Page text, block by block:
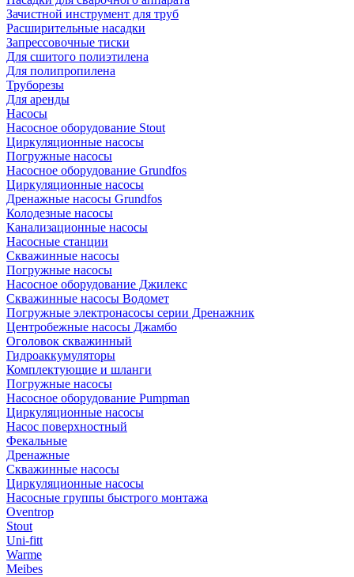
Зачистной инструмент для труб
Расширительные насадки
Запрессовочные тиски
Для сшитого полиэтилена
Для полипропилена
Труборезы
Для аренды
Насосы
Насосное оборудование Stout
Циркуляционные насосы
Погружные насосы
Насосное оборудование Grundfos
Циркуляционные насосы
Дренажные насосы Grundfos
Колодезные насосы
Канализационные насосы
Насосные станции
Скважинные насосы
Погружные насосы
Насосное оборудование Джилекс
Скважинные насосы Водомет
Погружные электронасосы серии Дренажник
Центробежные насосы Джамбо
Оголовок скважинный
Гидроаккумуляторы
Комплектующие и шланги
Погружные насосы
Насосное оборудование Pumpman
Циркуляционные насосы
Насос поверхностный
Фекальные
Дренажные
Скважинные насосы
Циркуляционные насосы
Насосные группы быстрого монтажа
Oventrop
Stout
Uni-fitt
Warme
Meibes